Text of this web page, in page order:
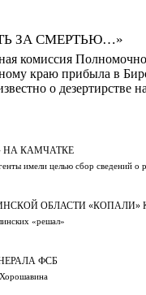
ЗА СМЕРТЬЮ…»
комиссия
краю прибыла в
о дезертирстве
НА КАМЧАТКЕ
имели целью сбор сведений о
ОБЛАСТИ «КОПАЛИ»
«решал»
ФСБ